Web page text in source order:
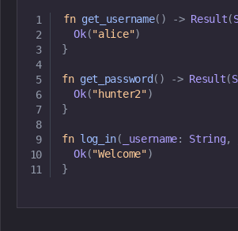
fn get_username( ) -> Result(
Ok("alice")
}
fn get_password ( ) -> Result(
Ok("hunter2")
}
fn log_in( _username: String,
Ok("Welcome")
}